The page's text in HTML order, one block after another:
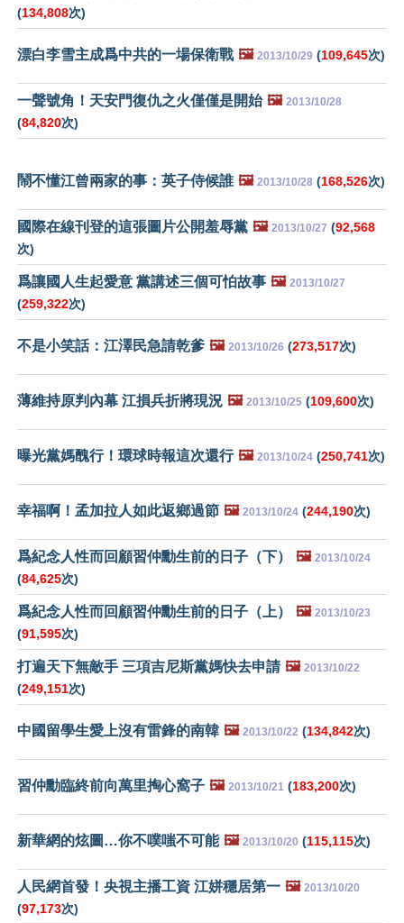
(134,808次)
漂白李雪主成爲中共的一場保衛戰 🖼️ 2013/10/29 (109,645次)
一聲號角！天安門復仇之火僅僅是開始 🖼️ 2013/10/28
(84,820次)
鬧不懂江曾兩家的事：英子侍候誰 🖼️ 2013/10/28 (168,526次)
國際在線刊登的這張圖片公開羞辱黨 🖼️ 2013/10/27 (92,568
次)
爲讓國人生起愛意 黨講述三個可怕故事 🖼️ 2013/10/27
(259,322次)
不是小笑話：江澤民急請乾爹 🖼️ 2013/10/26 (273,517次)
薄維持原判內幕 江損兵折將現況 🖼️ 2013/10/25 (109,600次)
曝光黨媽醜行！環球時報這次還行 🖼️ 2013/10/24 (250,741次)
幸福啊！孟加拉人如此返鄉過節 🖼️ 2013/10/24 (244,190次)
爲紀念人性而回顧習仲勳生前的日子（下） 🖼️ 2013/10/24
(84,625次)
爲紀念人性而回顧習仲勳生前的日子（上） 🖼️ 2013/10/23
(91,595次)
打遍天下無敵手 三項吉尼斯黨媽快去申請 🖼️ 2013/10/22
(249,151次)
中國留學生愛上沒有雷鋒的南韓 🖼️ 2013/10/22 (134,842次)
習仲勳臨終前向萬里掏心窩子 🖼️ 2013/10/21 (183,200次)
新華網的炫圖…你不噗嗤不可能 🖼️ 2013/10/20 (115,115次)
人民網首發！央視主播工資 江姘穩居第一 🖼️ 2013/10/20
(97,173次)